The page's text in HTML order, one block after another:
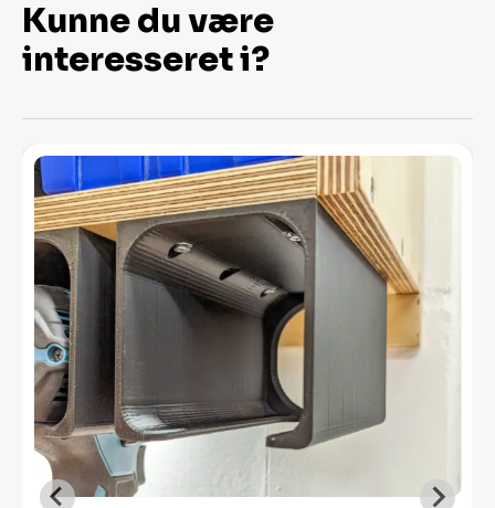
Kunne du være
interesseret i?